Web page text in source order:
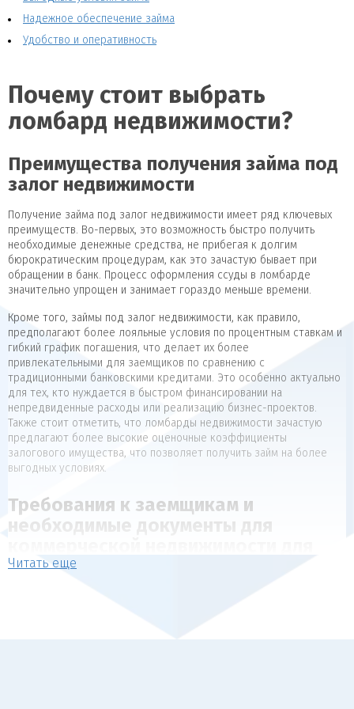
Надежное обеспечение займа
Удобство и оперативность
Почему стоит выбрать
ломбард недвижимости?
Преимущества получения займа под
залог недвижимости
Получение займа под залог недвижимости имеет ряд ключевых
преимуществ. Во-первых, это возможность быстро получить
необходимые денежные средства, не прибегая к долгим
бюрократическим процедурам, как это зачастую бывает при
обращении в банк. Процесс оформления ссуды в ломбарде
значительно упрощен и занимает гораздо меньше времени.
Кроме того, займы под залог недвижимости, как правило,
предполагают более лояльные условия по процентным ставкам и
гибкий график погашения, что делает их более
привлекательными для заемщиков по сравнению с
традиционными банковскими кредитами. Это особенно актуально
для тех, кто нуждается в быстром финансировании на
непредвиденные расходы или реализацию бизнес-проектов.
Также стоит отметить, что ломбарды недвижимости зачастую
предлагают более высокие оценочные коэффициенты
залогового имущества, что позволяет получить займ на более
выгодных условиях.
Требования к заемщикам и
необходимые документы для
коммерческой недвижимости
Читать еще